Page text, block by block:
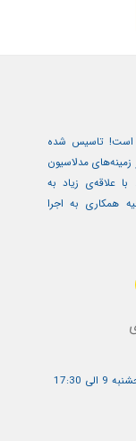
است! تاسیس شده
با تیمی پویا در زمینه‌های مدلاسیون
علاقه‌ی زیاد به
همکاری به اجرا
17:30